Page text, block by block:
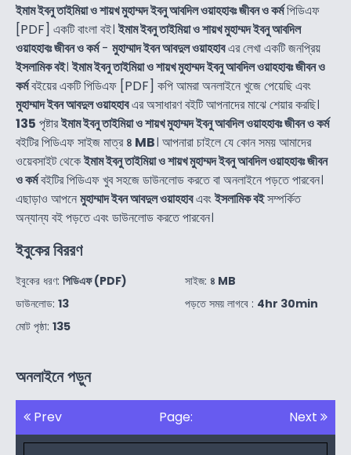
ইমাম ইবনু তাইমিয়া ও শায়খ মুহাম্মদ ইবনু আবদিল ওয়াহহাবঃ জীবন ও কর্মপিডিএফ
[PDF] একটি বাংলা বই। ইমাম ইবনু তাইমিয়া ও শায়খ মুহাম্মদ ইবনু আবদিল
ওয়াহহাবঃ জীবন ও কর্ম- মুহাম্মাদ ইবন আবদুল ওয়াহহাবএর লেখা একটি জনপ্রিয়
ইসলামিক বই। ইমাম ইবনু তাইমিয়া ও শায়খ মুহাম্মদ ইবনু আবদিল ওয়াহহাবঃ জীবন ও
কর্মবইয়ের একটি পিডিএফ [PDF] কপি আমরা অনলাইনে খুজে পেয়েছি এবং
মুহাম্মাদ ইবন আবদুল ওয়াহহাবএর অসাধারণ বইটি আপনাদের মাঝে শেয়ার করছি।
135 পৃষ্টারইমাম ইবনু তাইমিয়া ও শায়খ মুহাম্মদ ইবনু আবদিল ওয়াহহাবঃ জীবন ও কর্ম
বইটির পিডিএফ সাইজ মাত্র৪ MB। আপনারা চাইলে যে কোন সময় আমাদের
ওয়েবসাইট থেকেইমাম ইবনু তাইমিয়া ও শায়খ মুহাম্মদ ইবনু আবদিল ওয়াহহাবঃ জীবন
ও কর্মবইটির পিডিএফ খুব সহজে ডাউনলোড করতে বা অনলাইনে পড়তে পারবেন।
এছাড়াও আপনেমুহাম্মাদ ইবন আবদুল ওয়াহহাবএবংইসলামিক বইসম্পর্কিত
অন্যান্য বই পড়তে এবং ডাউনলোড করতে পারবেন।
ইবুকের বিররণ
ইবুকের ধরণ: পিডিএফ (PDF)
ডাউনলোড: 13
মোট পৃষ্ঠা: 135
সাইজ: ৪ MB
পড়তে সময় লাগবে : 4hr 30min
অনলাইনে পড়ুন
Prev Page: Next